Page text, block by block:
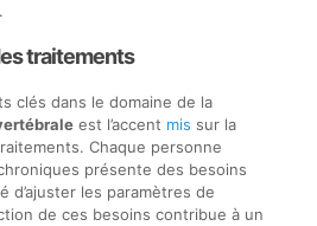
traitements
clés dans le domaine de la
est l’accent mis sur la
Chaque personne
présente des besoins
d’ajuster les paramètres de
de ces besoins contribue à un